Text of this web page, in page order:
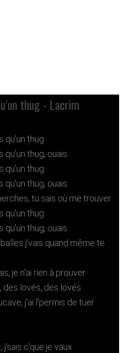
thug - Lacrim
qu'un thug
qu'un thug, ouais
qu'un thug
qu'un thug, ouais
tu sais où me trouver
qu'un thug
qu'un thug, ouais
j'vais quand même te
je n'ai rien à prouver
des lovés, des lovés
j'ai l'permis de tuer
j'sais c'que je vaux